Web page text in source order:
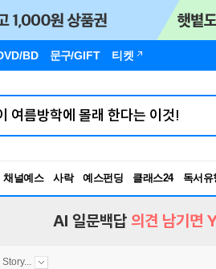
BD 문구/GIFT 티켓
채널예스 사락 예스펀딩 클래스24
독서유
RBTI
AI 일문백답 의견 남기면
Story...